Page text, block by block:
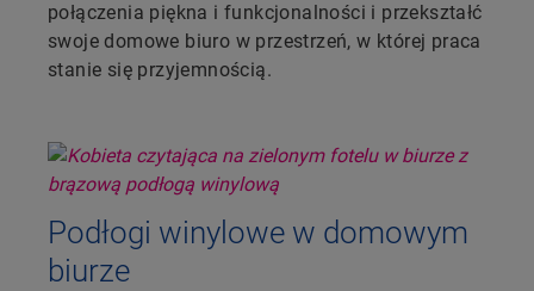
połączenia piękna i funkcjonalności i przekształć
swoje domowe biuro w przestrzeń, w której praca
stanie się przyjemnością.
Podłogi winylowe w domowym
biurze